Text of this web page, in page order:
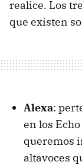
realice. Los
que existen
Alexa:
en los
queremos
altavoces